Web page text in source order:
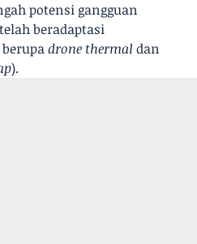
potensi gangguan
beradaptasi
drone thermal dan
).